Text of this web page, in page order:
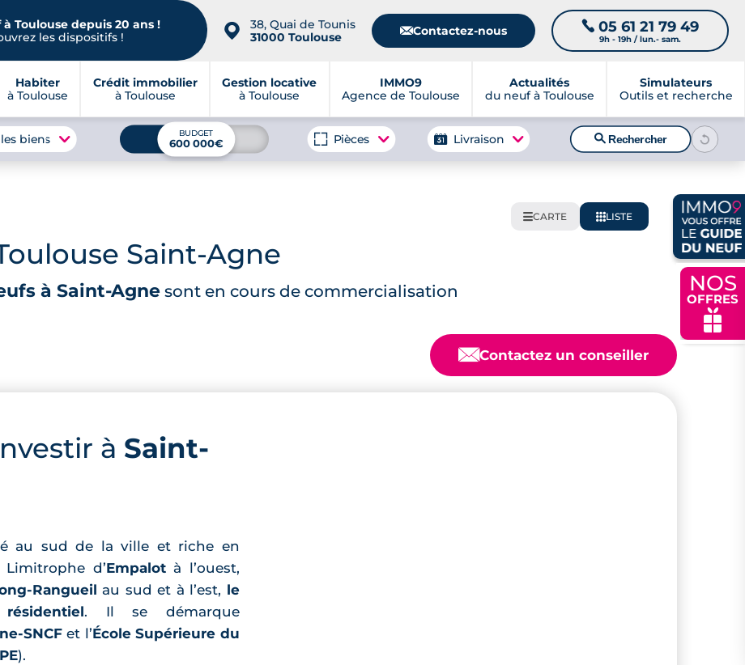
Toulouse depuis 20 ans !
les dispositifs ! 📍
38, Quai de Tounis
31000 Toulouse
📧Contactez-nous 📞 05 61 21 79 49
9h - 19h / lun.- sam.
Habiter
à Toulouse
Crédit immobilier
à Toulouse
Gestion locative
à Toulouse
IMMO9
Agence de Toulouse
Actualités
du neuf à Toulouse
Simulateurs
Outils et recherche
NOS
OFFRES
🎁
biens BUDGET
600 000€ Pièces Livraison 🔍Rechercher
🌍CARTE 📋LISTE
Saint-Agne
à Saint-Agnesont en cours de commercialisation
📧Contactez un conseiller
à Saint-
au sud de la ville et riche en
Limitrophe d’Empalotà l’ouest,
Rangueil au sud et à l’est, le
. Il se démarque
SNCFet l’École Supérieure du
).